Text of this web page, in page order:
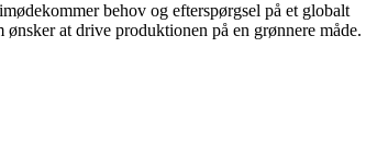
behov og efterspørgsel på et globalt
at drive produktionen på en grønnere måde.